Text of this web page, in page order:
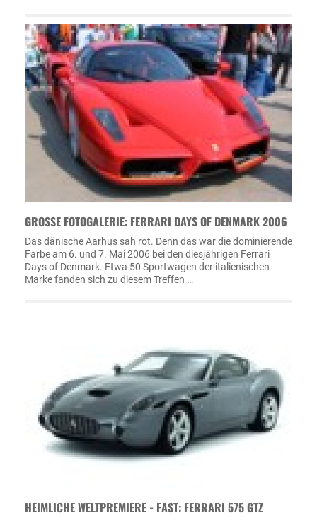
GROSSE FOTOGALERIE: FERRARI DAYS OF DENMARK 2006
Das dänische Aarhus sah rot. Denn das war die dominierende
Farbe am 6. und 7. Mai 2006 bei den diesjährigen Ferrari
Days of Denmark. Etwa 50 Sportwagen der italienischen
Marke fanden sich zu diesem Treffen …
HEIMLICHE WELTPREMIERE - FAST: FERRARI 575 GTZ